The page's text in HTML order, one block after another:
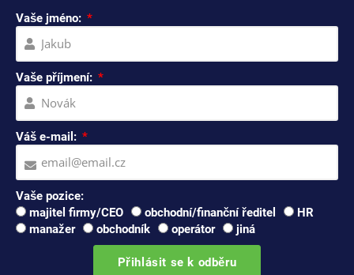
Vaše jméno:
Vaše příjmení:
Váš e-mail:
Vaše pozice:
majitel firmy/CEO
obchodní/finanční ředitel
HR
manažer
obchodník operátor jiná
Přihlásit se k odběru